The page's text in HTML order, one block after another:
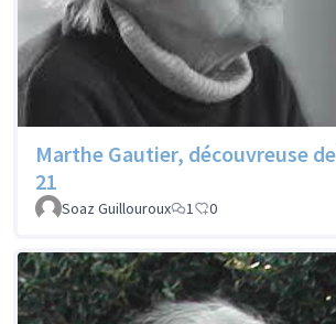
Marthe Gautier, découvreuse
21
Soaz Guillouroux 1 0